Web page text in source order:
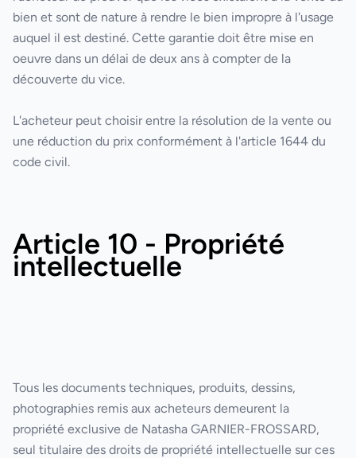
bien et sont de nature à rendre le bien impropre à l'usage
auquel il est destiné. Cette garantie doit être mise en
oeuvre dans un délai de deux ans à compter de la
découverte du vice.
L'acheteur peut choisir entre la résolution de la vente ou
une réduction du prix conformément à l'article 1644 du
code civil.
Article 10 - Propriété
intellectuelle
Tous les documents techniques, produits, dessins,
photographies remis aux acheteurs demeurent la
propriété exclusive de Natasha GARNIER-FROSSARD,
seul titulaire des droits de propriété intellectuelle sur ces